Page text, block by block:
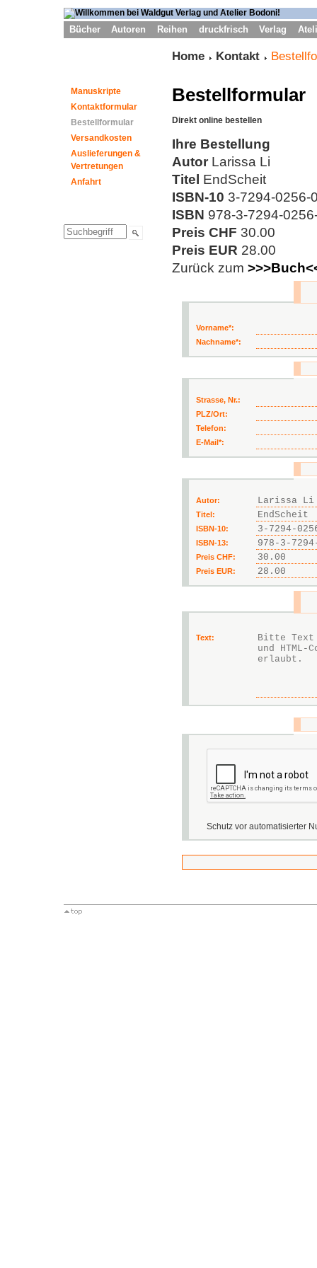
Bücher Autoren Reihen druckfrisch Verlag
Manuskripte
Kontaktformular
Bestellformular
Versandkosten
Auslieferungen &
Vertretungen
Anfahrt
Home Kontakt
Bestellformular
Direkt online bestellen
Ihre Bestellung
Autor Larissa Li
Titel EndScheit
ISBN-10 3-7294-0256-
ISBN 978-3-7294-
Preis CHF 30.00
Preis EUR 28.00
Zurück zum
Vorname*:
Nachname*:
Strasse, Nr.:
PLZ/Ort:
Telefon:
E-Mail*:
Autor:
Titel:
ISBN-10:
ISBN-13:
Preis CHF:
Preis EUR:
Text:
Schutz vor automatisierter